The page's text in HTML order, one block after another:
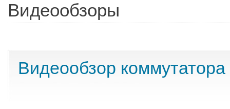
Видеообзоры
Видеообзор